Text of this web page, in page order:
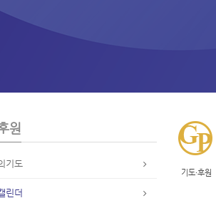
원
기도
린더
기도·후원